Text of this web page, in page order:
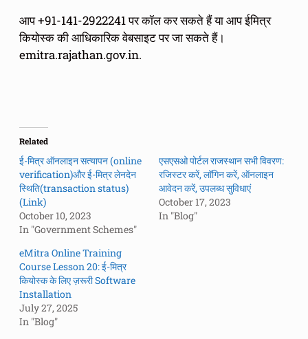
आप +91-141-2922241 पर कॉल कर सकते हैं या आप ईमित्र
कियोस्क की आधिकारिक वेबसाइट पर जा सकते हैं।
emitra.rajathan.gov.in.
Related
ई-मित्र ऑनलाइन सत्यापन (online
verification)और ई-मित्र लेनदेन
स्थिति(transaction status)
(Link)
October 10, 2023
In "Government Schemes"
एसएसओ पोर्टल राजस्थान सभी विवरण:
रजिस्टर करें, लॉगिन करें, ऑनलाइन
आवेदन करें, उपलब्ध सुविधाएं
October 17, 2023
In "Blog"
eMitra Online Training
Course Lesson 20: ई-मित्र
कियोस्क के लिए ज़रूरी Software
Installation
July 27, 2025
In "Blog"